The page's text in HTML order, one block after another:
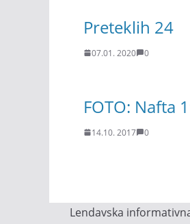
Preteklih 24
07.01. 2020 0
FOTO: Nafta
14.10. 2017 0
Lendavska